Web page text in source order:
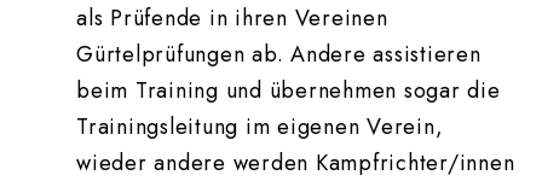
als Prüfende in ihren Vereinen
Gürtelprüfungen ab. Andere assistieren
beim Training und übernehmen sogar die
Trainingsleitung im eigenen Verein,
wieder andere werden Kampfrichter/innen